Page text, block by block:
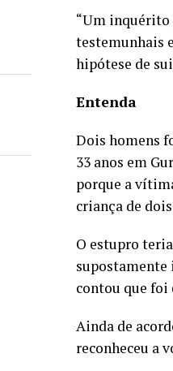
“Um inquérito
testemunhais
hipótese de
Entenda
Dois homens
33 anos em
porque a
criança de
O estupro
supostamente
contou que foi
Ainda de
reconheceu a